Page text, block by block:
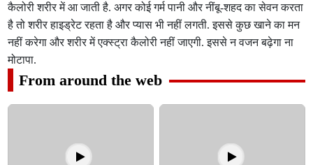
कैलोरी शरीर में आ जाती है. अगर कोई गर्म पानी और नींबू-शहद का सेवन करता
है तो शरीर हाइड्रेट रहता है और प्यास भी नहीं लगती. इससे कुछ खाने का मन
नहीं करेगा और शरीर में एक्स्ट्रा कैलोरी नहीं जाएगी. इससे न वजन बढ़ेगा ना
मोटापा.
From around the web